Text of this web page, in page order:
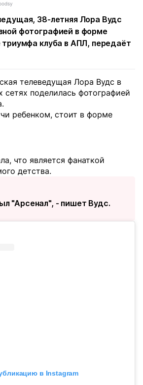
38-летняя Лора Вудс
фотографией в форме
триумфа клуба в АПЛ, передаёт
телеведущая Лора Вудс в
сетях поделилась фотографией
ребенком, стоит в форме
что является фанаткой
детства.
"Арсенал", - пишет Вудс.
в Instagram